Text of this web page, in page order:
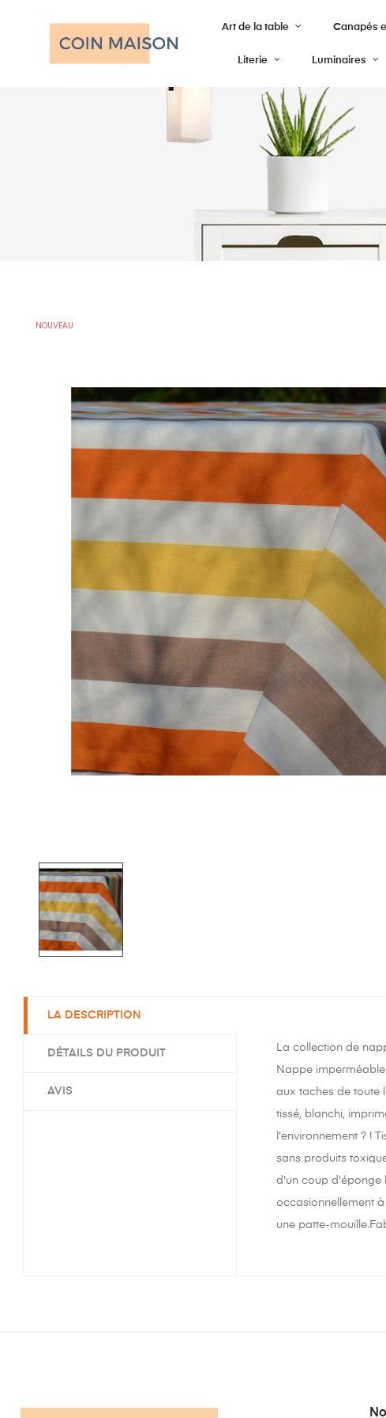
Art de la table Canapés
Literie Luminaires
NOUVEAU
LA DESCRIPTION
DÉTAILS DU PRODUIT
AVIS
La collection de
Nappe
aux taches de toute
tissé, blanchi,
l'environnement ? !
sans produits
d'un coup d'éponge
occasionnellement
une patte-